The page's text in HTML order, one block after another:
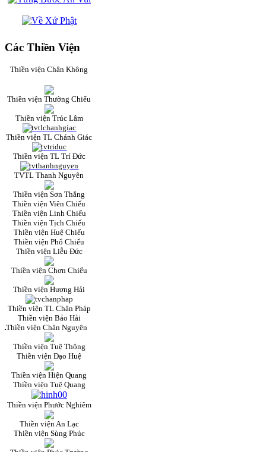
Các Thiền Viện
Thiền viện Chân Không
Thiền viện Thường Chiếu
Thiền viện Trúc Lâm
Thiền viện TL Chánh Giác
Thiền viện TL Trí Đức
TVTL Thanh Nguyên
Thiền viện Sơn Thắng
Thiền viện Viên Chiếu
Thiền viện Linh Chiếu
Thiền viện Tịch Chiếu
Thiền viện Huệ Chiếu
Thiền viện Phổ Chiếu
Thiền viện Liễu Đức
Thiền viện Chơn Chiếu
Thiền viện Hương Hải
Thiền viện TL Chân Pháp
Thiền viện Bảo Hải
Thiền viện Chân Nguyên
Thiền viện Tuệ Thông
Thiền viện Đạo Huệ
Thiền viện Hiện Quang
Thiền viện Tuệ Quang
Thiền viện Phước Nghiêm
Thiền viện An Lạc
Thiền viện Sùng Phúc